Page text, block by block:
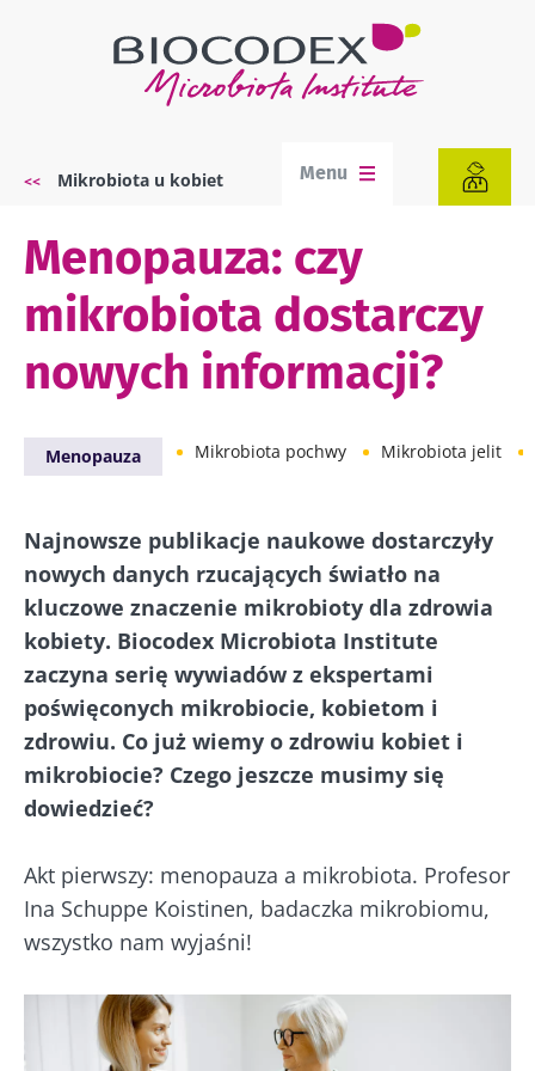
Mikrobiota u kobiet Menu
Menopauza: czy
mikrobiota dostarczy
nowych informacji?
Menopauza Mikrobiota pochwy Mikrobiota jelit
Najnowsze publikacje naukowe dostarczyły
nowych danych rzucających światło na
kluczowe znaczenie mikrobioty dla zdrowia
kobiety. Biocodex Microbiota Institute
zaczyna serię wywiadów z ekspertami
poświęconych mikrobiocie, kobietom i
zdrowiu. Co już wiemy o zdrowiu kobiet i
mikrobiocie? Czego jeszcze musimy się
dowiedzieć?
Akt pierwszy: menopauza a mikrobiota. Profesor
Ina Schuppe Koistinen, badaczka mikrobiomu,
wszystko nam wyjaśni!